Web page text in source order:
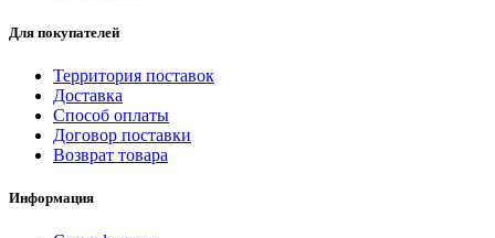
Для покупателей
Территория поставок
Доставка
Способ оплаты
Договор поставки
Возврат товара
Информация